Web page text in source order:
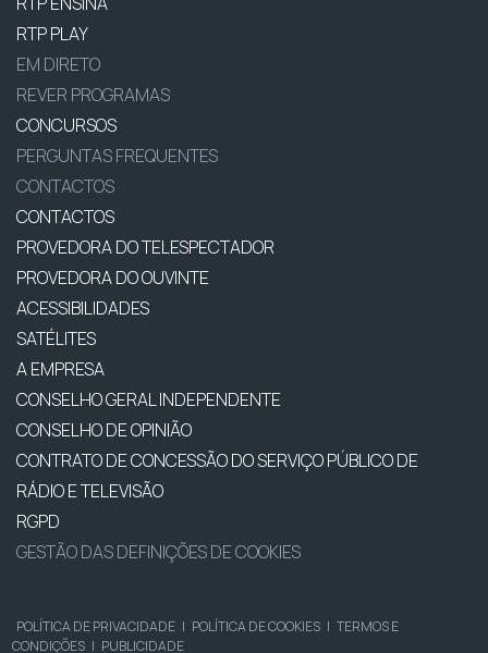
RTP PLAY
EM DIRETO
REVER PROGRAMAS
CONCURSOS
PERGUNTAS FREQUENTES
CONTACTOS
CONTACTOS
PROVEDORA DO TELESPECTADOR
PROVEDORA DO OUVINTE
ACESSIBILIDADES
SATÉLITES
A EMPRESA
CONSELHO GERAL INDEPENDENTE
CONSELHO DE OPINIÃO
CONTRATO DE CONCESSÃO DO SERVIÇO PÚBLICO DE
RÁDIO E TELEVISÃO
RGPD
GESTÃO DAS DEFINIÇÕES DE COOKIES
POLÍTICA DE PRIVACIDADE | POLÍTICA DE COOKIES | TERMOS E
CONDIÇÕES | PUBLICIDADE